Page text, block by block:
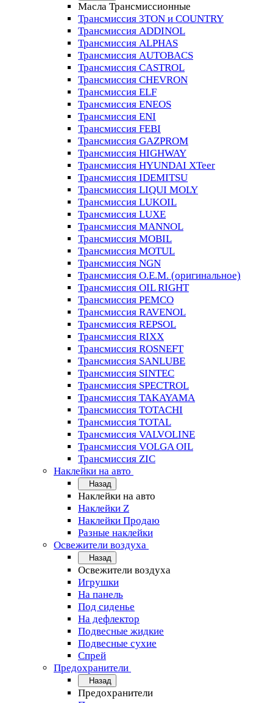
Масла Трансмиссионные
Трансмиссия 3TON и COUNTRY
Трансмиссия ADDINOL
Трансмиссия ALPHAS
Трансмиссия AUTOBACS
Трансмиссия CASTROL
Трансмиссия CHEVRON
Трансмиссия ELF
Трансмиссия ENEOS
Трансмиссия ENI
Трансмиссия FEBI
Трансмиссия GAZPROM
Трансмиссия HIGHWAY
Трансмиссия HYUNDAI XTeer
Трансмиссия IDEMITSU
Трансмиссия LIQUI MOLY
Трансмиссия LUKOIL
Трансмиссия LUXE
Трансмиссия MANNOL
Трансмиссия MOBIL
Трансмиссия MOTUL
Трансмиссия NGN
Трансмиссия O.E.M. (оригинальное)
Трансмиссия OIL RIGHT
Трансмиссия PEMCO
Трансмиссия RAVENOL
Трансмиссия REPSOL
Трансмиссия RIXX
Трансмиссия ROSNEFT
Трансмиссия SANLUBE
Трансмиссия SINTEC
Трансмиссия SPECTROL
Трансмиссия TAKAYAMA
Трансмиссия TOTACHI
Трансмиссия TOTAL
Трансмиссия VALVOLINE
Трансмиссия VOLGA OIL
Трансмиссия ZIC
Наклейки на авто
Назад
Наклейки на авто
Наклейки Z
Наклейки Продаю
Разные наклейки
Освежители воздуха
Назад
Освежители воздуха
Игрушки
На панель
Под сиденье
На дефлектор
Подвесные жидкие
Подвесные сухие
Спрей
Предохранители
Назад
Предохранители